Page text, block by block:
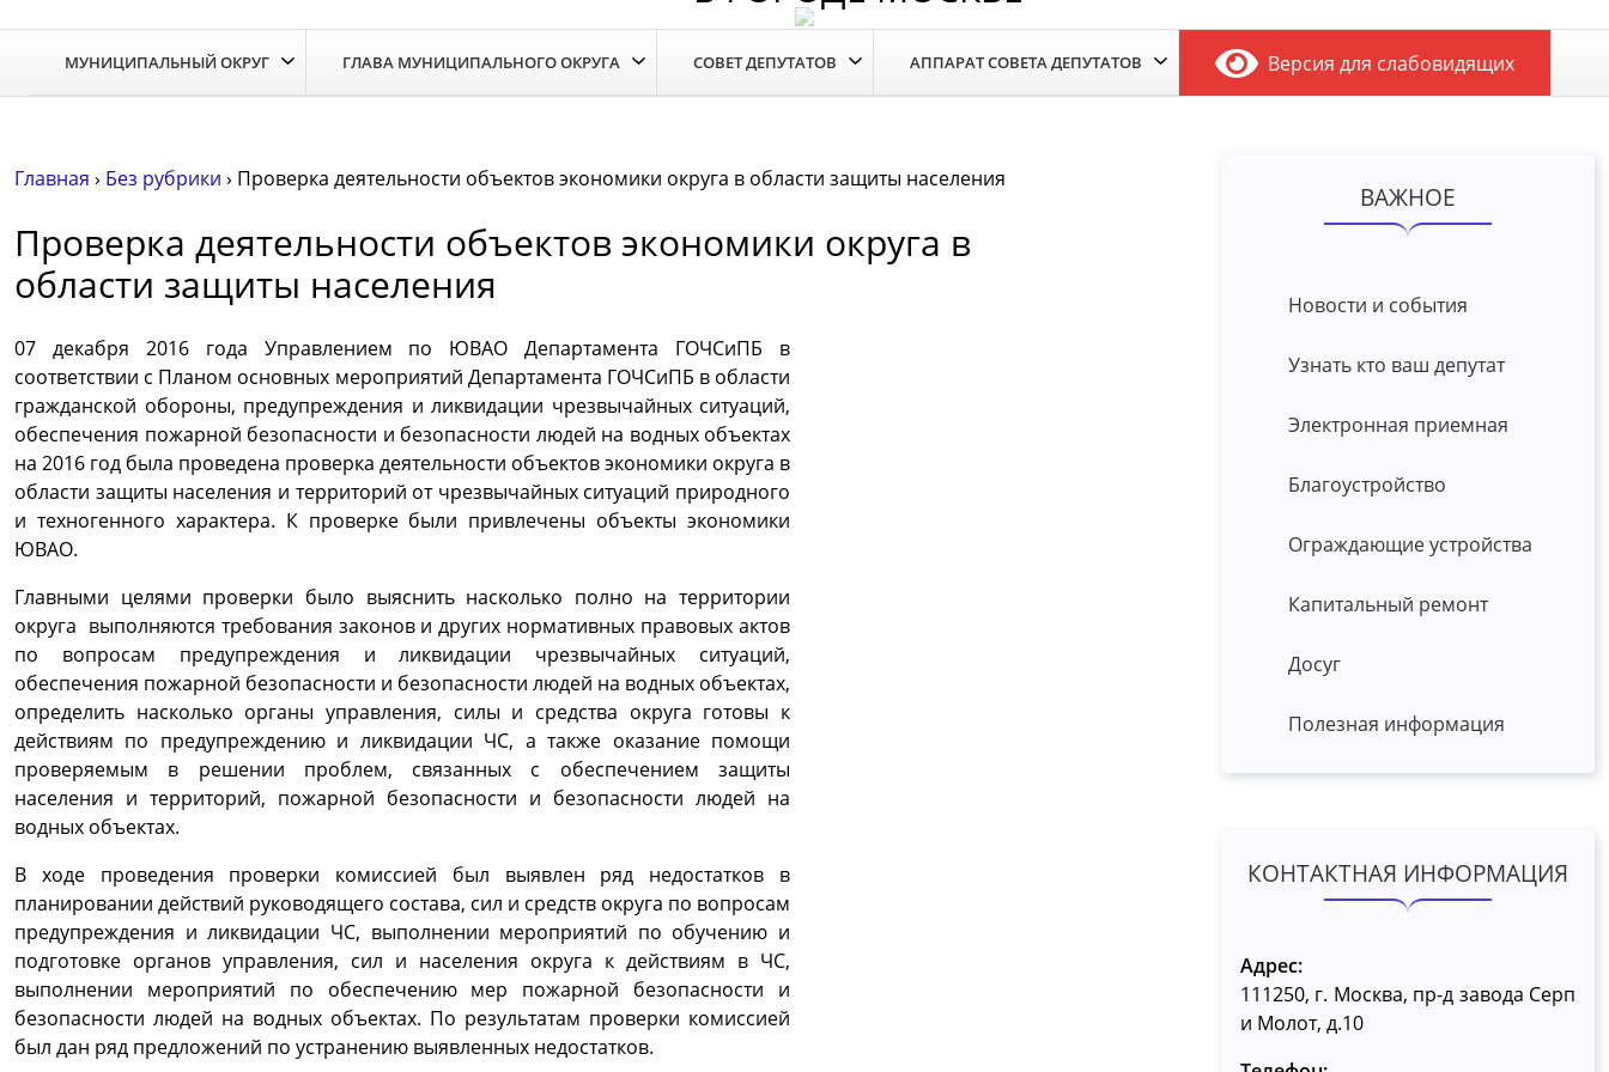
content
МУНИЦИПАЛЬНЫЙ ОКРУГ ГЛАВА МУНИЦИПАЛЬНОГО ОКРУГА СОВЕТ ДЕПУТАТОВ АППАРАТ СОВЕТА ДЕПУТАТОВ Версия для слабовидящих
Главная › Без рубрики › Проверка деятельности объектов экономики округа в области защиты населения
Проверка деятельности объектов экономики округа в
области защиты населения
07 декабря 2016 года Управлением по ЮВАО Департамента ГОЧСиПБ в
соответствии с Планом основных мероприятий Департамента ГОЧСиПБ в области
гражданской обороны, предупреждения и ликвидации чрезвычайных ситуаций,
обеспечения пожарной безопасности и безопасности людей на водных объектах
на 2016 год была проведена проверка деятельности объектов экономики округа в
области защиты населения и территорий от чрезвычайных ситуаций природного
и техногенного характера. К проверке были привлечены объекты экономики
ЮВАО.
Главными целями проверки было выяснить насколько полно на территории
округа выполняются требования законов и других нормативных правовых актов
по вопросам предупреждения и ликвидации чрезвычайных ситуаций,
обеспечения пожарной безопасности и безопасности людей на водных объектах,
определить насколько органы управления, силы и средства округа готовы к
действиям по предупреждению и ликвидации ЧС, а также оказание помощи
проверяемым в решении проблем, связанных с обеспечением защиты
населения и территорий, пожарной безопасности и безопасности людей на
водных объектах.
В ходе проведения проверки комиссией был выявлен ряд недостатков в
планировании действий руководящего состава, сил и средств округа по вопросам
предупреждения и ликвидации ЧС, выполнении мероприятий по обучению и
подготовке органов управления, сил и населения округа к действиям в ЧС,
выполнении мероприятий по обеспечению мер пожарной безопасности и
безопасности людей на водных объектах. По результатам проверки комиссией
был дан ряд предложений по устранению выявленных недостатков.
ВАЖНОЕ
Новости и события
Узнать кто ваш депутат
Электронная приемная
Благоустройство
Ограждающие устройства
Капитальный ремонт
Досуг
Полезная информация
КОНТАКТНАЯ ИНФОРМАЦИЯ
Адрес:
111250, г. Москва, пр-д завода Серп
и Молот, д.10